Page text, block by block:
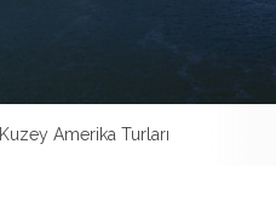
Kuzey Amerika Turları